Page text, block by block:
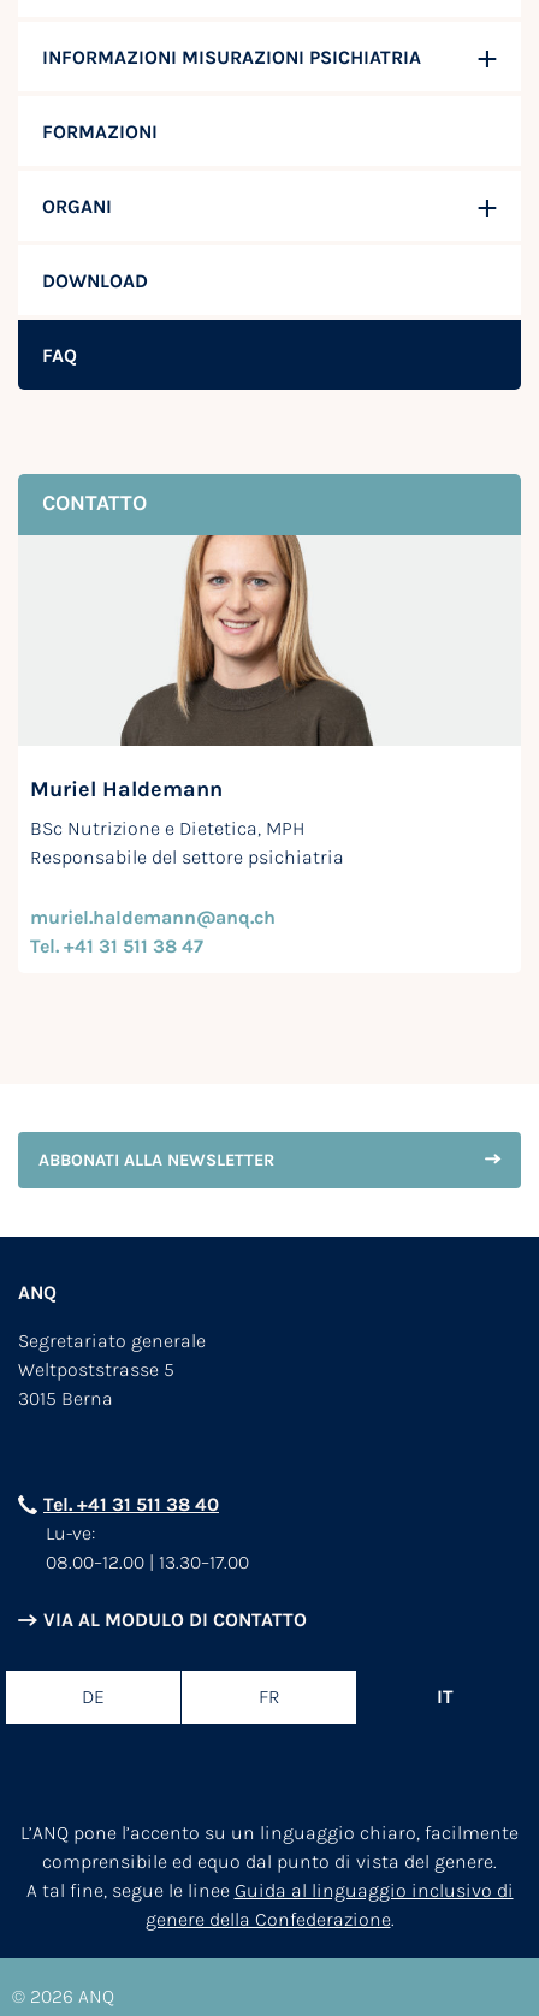
INFORMAZIONI MISURAZIONI PSICHIATRIA
FORMAZIONI
ORGANI
DOWNLOAD
FAQ
CONTATTO
Muriel Haldemann
BSc Nutrizione e Dietetica, MPH
Responsabile del settore psichiatria
muriel.haldemann@anq.ch
Tel. +41 31 511 38 47
ABBONATI ALLA NEWSLETTER
ANQ
Segretariato generale
Weltpoststrasse 5
3015 Berna
Tel. +41 31 511 38 40
Lu-ve:
08.00–12.00 | 13.30–17.00
VIA AL MODULO DI CONTATTO
DE FR IT
L’ANQ pone l’accento su un linguaggio chiaro, facilmente
comprensibile ed equo dal punto di vista del genere.
A tal fine, segue le linee Guida al linguaggio inclusivo di
genere della Confederazione.
© 2026 ANQ